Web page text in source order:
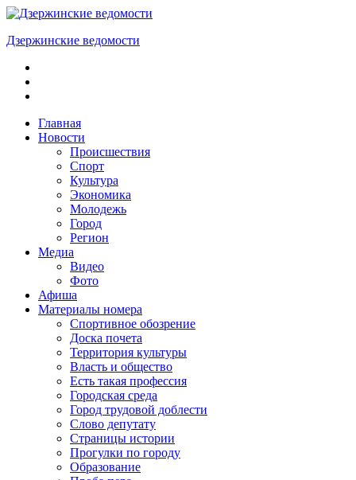
Skip
content
Дзержинские ведомости
ОБЩЕСТВЕННО-
ПОЛИТИЧЕСКАЯ
ГАЗЕТАГлавная
Новости
Происшествия
Спорт
Культура
Экономика
Молодежь
Город
Регион
Медиа
Видео
Фото
Афиша
Материалы номера
Спортивное обозрение
Доска почета
Территория культуры
Власть и общество
Есть такая профессия
Городская среда
Город трудовой доблести
Слово депутату
Страницы истории
Прогулки по городу
Образование